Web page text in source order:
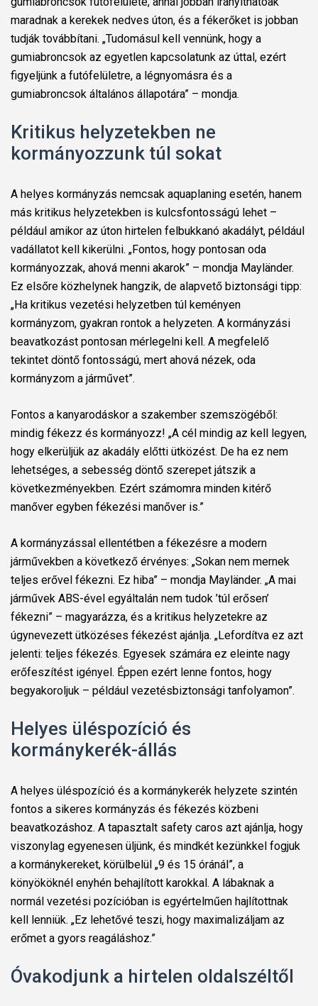
maradnak a kerekek nedves úton, és a fékerőket is jobban
tudják továbbítani. „Tudomásul kell vennünk, hogy a
gumiabroncsok az egyetlen kapcsolatunk az úttal, ezért
figyeljünk a futófelületre, a légnyomásra és a
gumiabroncsok általános állapotára” – mondja.
Kritikus helyzetekben ne
kormányozzunk túl sokat
A helyes kormányzás nemcsak aquaplaning esetén, hanem
más kritikus helyzetekben is kulcsfontosságú lehet –
például amikor az úton hirtelen felbukkanó akadályt, például
vadállatot kell kikerülni. „Fontos, hogy pontosan oda
kormányozzak, ahová menni akarok” – mondja Mayländer.
Ez elsőre közhelynek hangzik, de alapvető biztonsági tipp:
„Ha kritikus vezetési helyzetben túl keményen
kormányzom, gyakran rontok a helyzeten. A kormányzási
beavatkozást pontosan mérlegelni kell. A megfelelő
tekintet döntő fontosságú, mert ahová nézek, oda
kormányzom a járművet”.
Fontos a kanyarodáskor a szakember szemszögéből:
mindig fékezz és kormányozz! „A cél mindig az kell legyen,
hogy elkerüljük az akadály előtti ütközést. De ha ez nem
lehetséges, a sebesség döntő szerepet játszik a
következményekben. Ezért számomra minden kitérő
manőver egyben fékezési manőver is.”
A kormányzással ellentétben a fékezésre a modern
járművekben a következő érvényes: „Sokan nem mernek
teljes erővel fékezni. Ez hiba” – mondja Mayländer. „A mai
járművek ABS-ével egyáltalán nem tudok ’túl erősen’
fékezni” – magyarázza, és a kritikus helyzetekre az
úgynevezett ütközéses fékezést ajánlja. „Lefordítva ez azt
jelenti: teljes fékezés. Egyesek számára ez eleinte nagy
erőfeszítést igényel. Éppen ezért lenne fontos, hogy
begyakoroljuk – például vezetésbiztonsági tanfolyamon”.
Helyes üléspozíció és
kormánykerék-állás
A helyes üléspozíció és a kormánykerék helyzete szintén
fontos a sikeres kormányzás és fékezés közbeni
beavatkozáshoz. A tapasztalt safety caros azt ajánlja, hogy
viszonylag egyenesen üljünk, és mindkét kezünkkel fogjuk
a kormánykereket, körülbelül „9 és 15 óránál”, a
könyököknél enyhén behajlított karokkal. A lábaknak a
normál vezetési pozícióban is egyértelműen hajlítottnak
kell lenniük. „Ez lehetővé teszi, hogy maximalizáljam az
erőmet a gyors reagáláshoz.”
Óvakodjunk a hirtelen oldalszéltől